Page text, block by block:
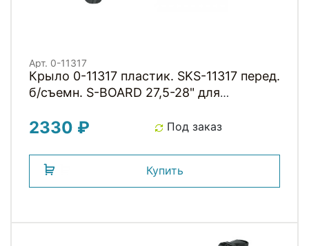
Арт. 0-11317
Крыло 0-11317 пластик. SKS-11317 перед.
б/съемн. S-BOARD 27,5-28" для
черное (Германия)
2330 ₽ Под заказ
Купить